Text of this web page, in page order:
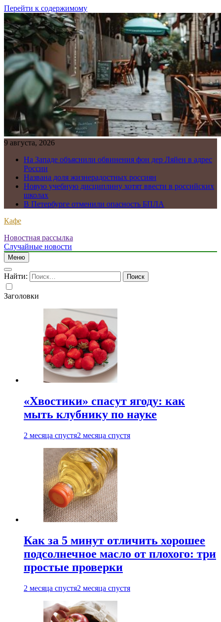
Перейти к содержимому
9 августа, 2026
На Западе объяснили обвинения фон дер Ляйен в адрес
России
Названа доля жизнерадостных россиян
Новую учебную дисциплину хотят ввести в российских
школах
В Петербурге отменили опасность БПЛА
Кафе
Новостная рассылка
Случайные новости
Меню
Найти:
Заголовки
«Хвостики» спасут ягоду: как
мыть клубнику по науке
2 месяца спустя2 месяца спустя
Как за 5 минут отличить хорошее
подсолнечное масло от плохого: три
простые проверки
2 месяца спустя2 месяца спустя